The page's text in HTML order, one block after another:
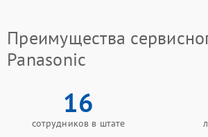
Преимущества
Panasonic
16
сотрудников в штате